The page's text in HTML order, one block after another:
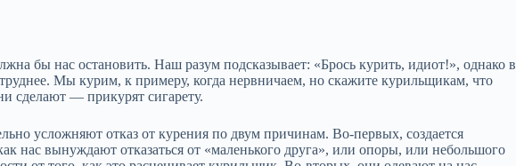
бы нас остановить. Наш разум подсказывает: «Брось курить, идиот!», однако в
труднее. Мы курим, к примеру, когда нервничаем, но скажите курильщикам, что
сделают — прикурят сигарету.
усложняют отказ от курения по двум причинам. Во‑первых, создается
нас вынуждают отказаться от «маленького друга», или опоры, или небольшого